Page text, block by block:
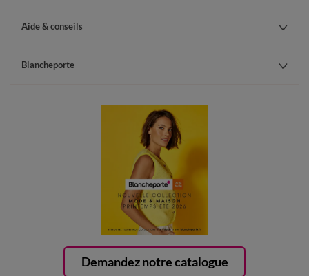
Demandez notre catalogue
Aide & conseils
Blancheporte